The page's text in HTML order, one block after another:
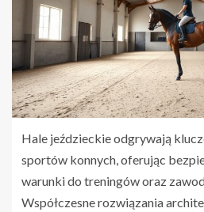
Hale jeździeckie odgrywają
sportów konnych, oferując
warunki do treningów oraz
Współczesne rozwiązania